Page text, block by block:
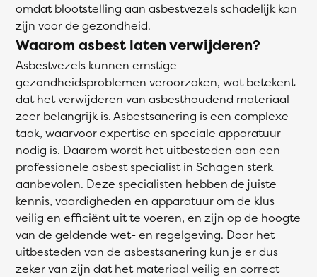
omdat blootstelling aan asbestvezels schadelijk kan
zijn voor de gezondheid.
Waarom asbest laten verwijderen?
Asbestvezels kunnen ernstige
gezondheidsproblemen veroorzaken, wat betekent
dat het verwijderen van asbesthoudend materiaal
zeer belangrijk is. Asbestsanering is een complexe
taak, waarvoor expertise en speciale apparatuur
nodig is. Daarom wordt het uitbesteden aan een
professionele asbest specialist in Schagen sterk
aanbevolen. Deze specialisten hebben de juiste
kennis, vaardigheden en apparatuur om de klus
veilig en efficiënt uit te voeren, en zijn op de hoogte
van de geldende wet- en regelgeving. Door het
uitbesteden van de asbestsanering kun je er dus
zeker van zijn dat het materiaal veilig en correct